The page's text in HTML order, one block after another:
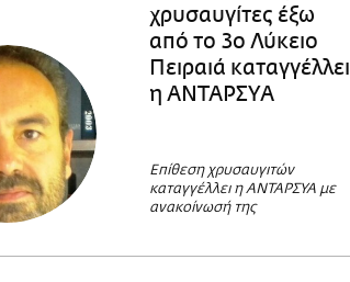
χρυσαυγίτες έξω
από το 3ο Λύκειο
Πειραιά καταγγέλλει
η ΑΝΤΑΡΣΥΑ
Επίθεση χρυσαυγιτών
καταγγέλλει η ΑΝΤΑΡΣΥΑ με
ανακοίνωσή της